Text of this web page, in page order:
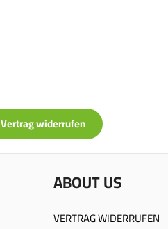
Vertrag widerrufen
ABOUT US
VERTRAG WIDERRUFEN